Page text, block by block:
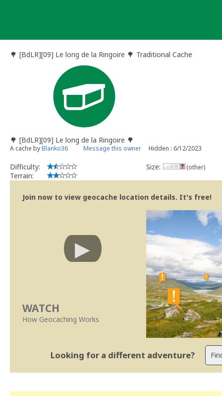
🌳 [BdLR][09] Le long de la Ringoire 🌳 Traditional Cache
🌳 [BdLR][09] Le long de la Ringoire 🌳
A cache byBlanko36 Message this owner Hidden : 6/12/2023
Difficulty:
Terrain:
Size: (other)
Join now to view geocache location details. It's free!
WATCH
How Geocaching Works
Looking for a different adventure?